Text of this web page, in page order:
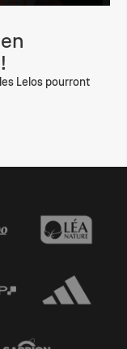
Lelos pourront